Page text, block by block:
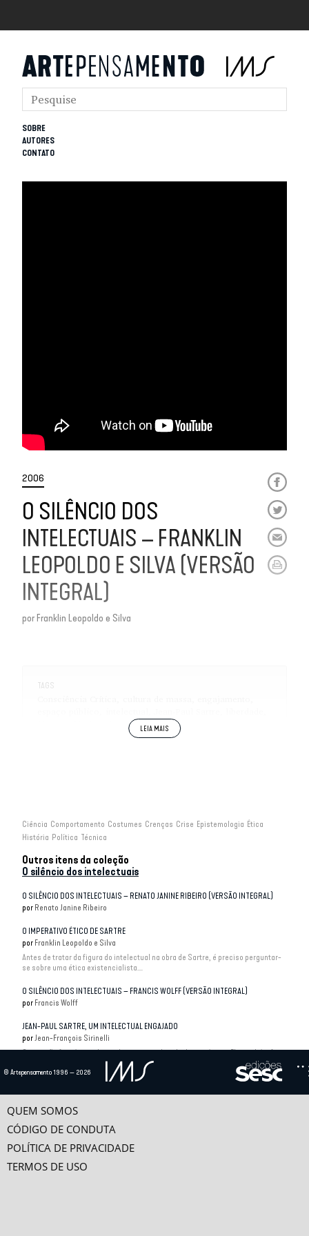
SOBRE
AUTORES
CONTATO
Ciência Comportamento Costumes Crenças Crise Epistemologia Ética
História Política Técnica
Outros itens da coleção
O silêncio dos intelectuais
O SILÊNCIO DOS INTELECTUAIS – RENATO JANINE RIBEIRO (VERSÃO INTEGRAL)
por Renato Janine Ribeiro
O IMPERATIVO ÉTICO DE SARTRE
por Franklin Leopoldo e Silva
Antes de tratar da figura do intelectual na obra de Sartre, é preciso perguntar-
se sobre uma ética existencialista....
O SILÊNCIO DOS INTELECTUAIS – FRANCIS WOLFF (VERSÃO INTEGRAL)
por Francis Wolff
JEAN-PAUL SARTRE, UM INTELECTUAL ENGAJADO
porJean-François Sirinelli
Sartre não foi só o intelectual mais considerado de sua época. Ele também foi –
e ainda é – um dos maiores...
porRenato Janine Ribeiro
Eis o tema: o alcance do conceito de intelectual e seu papel. A começar,
2006
O SILÊNCIO DOS
INTELECTUAIS – FRANKLIN
LEOPOLDO E SILVA (VERSÃO
INTEGRAL)
por Franklin Leopoldo e Silva
TAGS
Maurice Merleau-Ponty
meios de comunicação
Razões do Silêncio do Intelectual
© Artepensamento 1996 — 2026
QUEM SOMOS
CÓDIGO DE CONDUTA
POLÍTICA DE PRIVACIDADE
TERMOS DE USO